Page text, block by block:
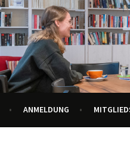
FÜR ALLE
ANMELDUNG